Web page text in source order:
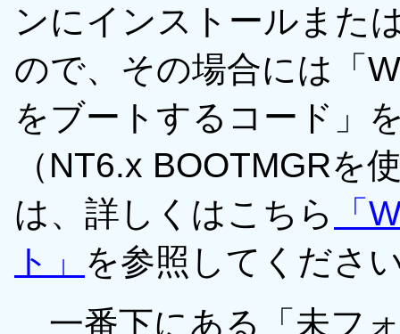
ンにインストールまた
ので、その場合には「
をブートするコード」
（NT6.x BOOTMGRを
は、詳しくはこちら
「
ト」 を参照してくださ
一番下にある「未フ